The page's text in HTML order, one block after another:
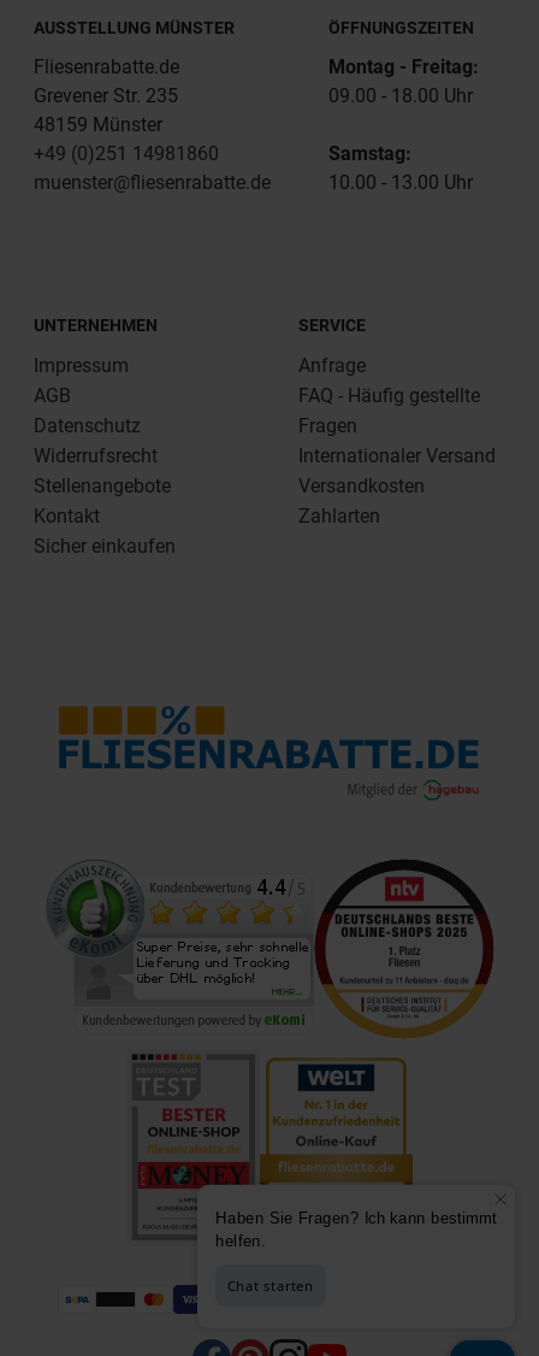
AUSSTELLUNG MÜNSTER
Fliesenrabatte.de
Grevener Str. 235
48159 Münster
+49 (0)251 14981860
muenster@fliesenrabatte.de
ÖFFNUNGSZEITEN
Montag - Freitag:
09.00 - 18.00 Uhr
Samstag:
10.00 - 13.00 Uhr
UNTERNEHMEN
Impressum
AGB
Datenschutz
Widerrufsrecht
Stellenangebote
Kontakt
Sicher einkaufen
SERVICE
Anfrage
FAQ - Häufig gestellte
Fragen
Internationaler Versand
Versandkosten
Zahlarten